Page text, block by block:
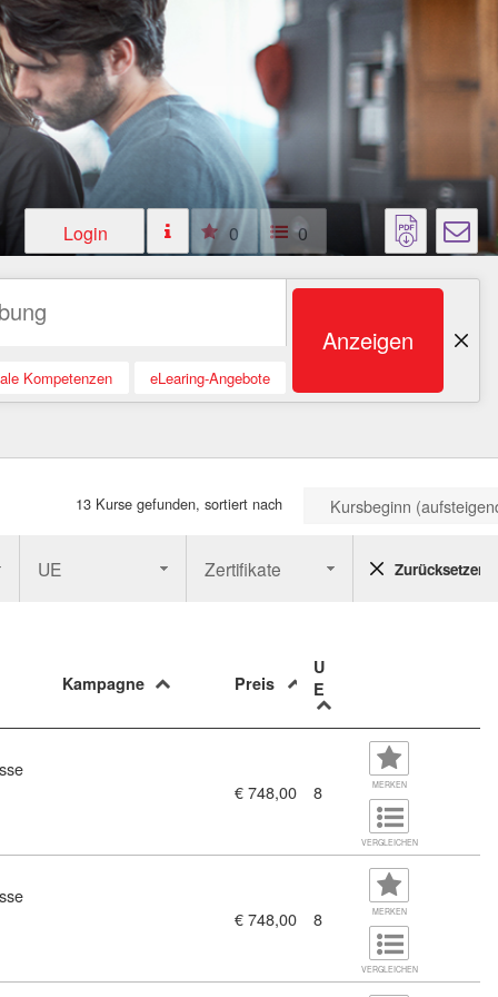
Login 0 0
Kompetenzen eLearing-Angebote
Anzeigen
13 Kurse gefunden, sortiert nach Kursbeginn
UE Zertifikate Zurücksetzen
Kampagne Preis
U
E
Österreich (7330449) € 748,00 8 MERKEN
VERGLEICHEN
- Eine Übersicht (7337794)€ 748,00 8 MERKEN
VERGLEICHEN